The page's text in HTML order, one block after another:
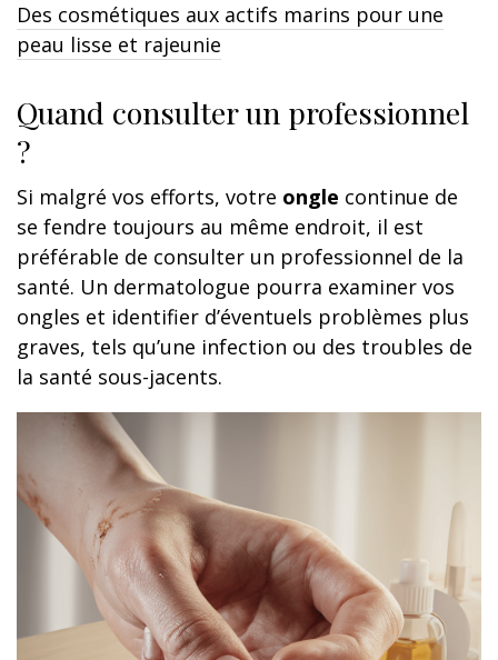
Des cosmétiques aux actifs marins pour une
peau lisse et rajeunie
Quand consulter un professionnel
?
Si malgré vos efforts, votre ongle continue de
se fendre toujours au même endroit, il est
préférable de consulter un professionnel de la
santé. Un dermatologue pourra examiner vos
ongles et identifier d’éventuels problèmes plus
graves, tels qu’une infection ou des troubles de
la santé sous-jacents.